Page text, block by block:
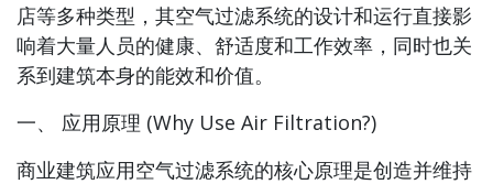
店等多种类型，其空气过滤系统的设计和运行直接影
响着大量人员的健康、舒适度和工作效率，同时也关
系到建筑本身的能效和价值。
一、 应用原理 (Why Use Air Filtration?)
商业建筑应用空气过滤系统的核心原理是创造并维持